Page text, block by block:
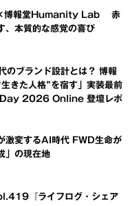
博報堂Humanity Lab 赤
、本質的な感覚の喜び
のブランド設計とは？ 博報
きた人格”を宿す」実装最前
2026 Online 登壇レポ
激変するAI時代 FWD生命が
」の現在地
『ライフログ・シェア